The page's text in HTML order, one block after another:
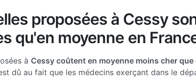
proposées à Cessy
qu'en moyenne en
à Cessy coûtent en moyenne moins cher que
dû au fait que les médecins exerçant dans le